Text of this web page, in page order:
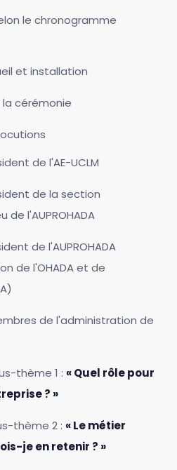
le chronogramme
et installation
la cérémonie
de l'AE-UCLM
de la section
de l'AUPROHADA
de l'AUPROHADA
de l'OHADA et de
de l'administration de
thème 1 : « Quel rôle pour
? »
thème 2 : « Le métier
je en retenir ? »